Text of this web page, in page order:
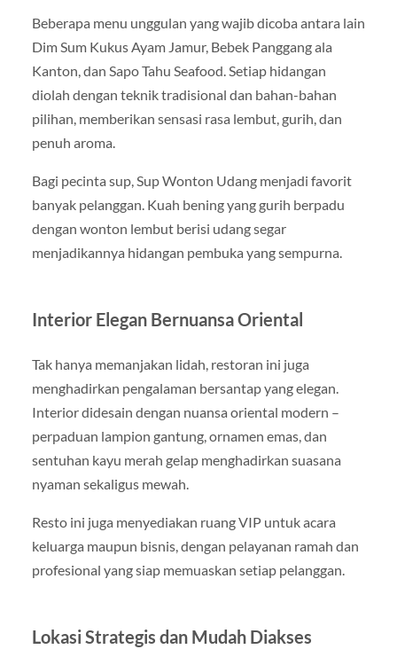
Beberapa menu unggulan yang wajib dicoba antara lain
Dim Sum Kukus Ayam Jamur, Bebek Panggang ala
Kanton, dan Sapo Tahu Seafood. Setiap hidangan
diolah dengan teknik tradisional dan bahan-bahan
pilihan, memberikan sensasi rasa lembut, gurih, dan
penuh aroma.
Bagi pecinta sup, Sup Wonton Udang menjadi favorit
banyak pelanggan. Kuah bening yang gurih berpadu
dengan wonton lembut berisi udang segar
menjadikannya hidangan pembuka yang sempurna.
Interior Elegan Bernuansa Oriental
Tak hanya memanjakan lidah, restoran ini juga
menghadirkan pengalaman bersantap yang elegan.
Interior didesain dengan nuansa oriental modern –
perpaduan lampion gantung, ornamen emas, dan
sentuhan kayu merah gelap menghadirkan suasana
nyaman sekaligus mewah.
Resto ini juga menyediakan ruang VIP untuk acara
keluarga maupun bisnis, dengan pelayanan ramah dan
profesional yang siap memuaskan setiap pelanggan.
Lokasi Strategis dan Mudah Diakses